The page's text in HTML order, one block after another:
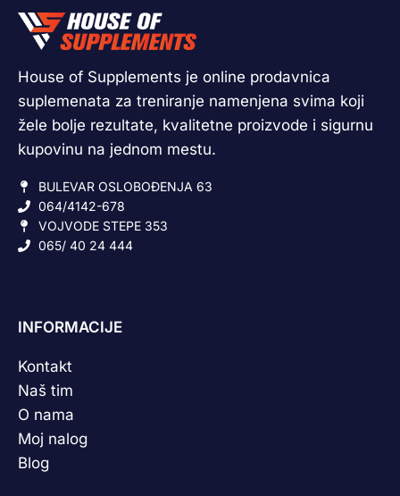
House of Supplements je online prodavnica
suplemenata za treniranje namenjena svima koji
žele bolje rezultate, kvalitetne proizvode i sigurnu
kupovinu na jednom mestu.
BULEVAR OSLOBOĐENJA 63
064/4142-678
VOJVODE STEPE 353
065/ 40 24 444
INFORMACIJE
Kontakt
Naš tim
O nama
Moj nalog
Blog